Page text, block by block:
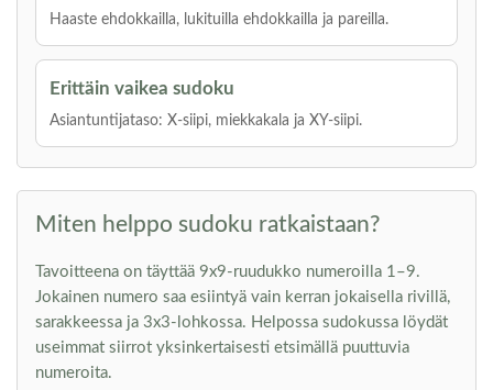
Haaste ehdokkailla, lukituilla ehdokkailla ja pareilla.
Erittäin vaikea sudoku
Asiantuntijataso: X-siipi, miekkakala ja XY-siipi.
Miten helppo sudoku ratkaistaan?
Tavoitteena on täyttää 9x9-ruudukko numeroilla 1–9.
Jokainen numero saa esiintyä vain kerran jokaisella rivillä,
sarakkeessa ja 3x3-lohkossa. Helpossa sudokussa löydät
useimmat siirrot yksinkertaisesti etsimällä puuttuvia
numeroita.